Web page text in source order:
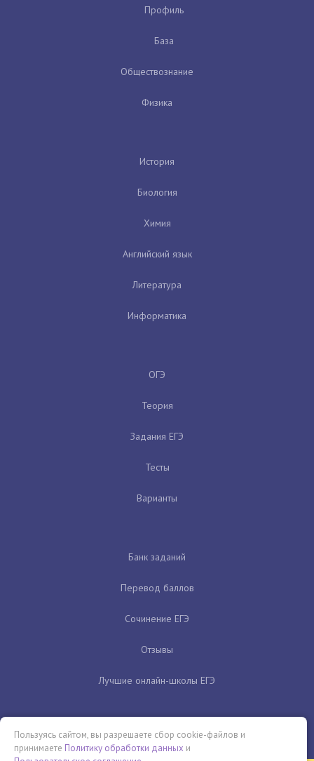
Профиль
База
Обществознание
Физика
История
Биология
Химия
Английский язык
Литература
Информатика
ОГЭ
Теория
Задания ЕГЭ
Тесты
Варианты
Банк заданий
Перевод баллов
Сочинение ЕГЭ
Отзывы
Лучшие онлайн-школы ЕГЭ
Пользуясь сайтом, вы разрешаете сбор cookie-файлов и
принимаете Политику обработки данных и